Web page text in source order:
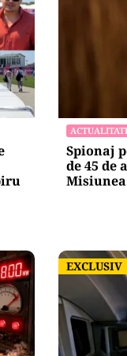
Spionaj
de 45 de
EXCLUSIV
EXCLUSIV